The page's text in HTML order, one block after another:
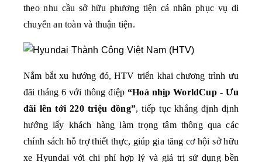
theo nhu cầu sở hữu phương tiện cá nhân phục vụ di
chuyển an toàn và thuận tiện.
Nắm bắt xu hướng đó, HTV triển khai chương trình ưu
đãi tháng 6 với thông điệp “Hoà nhịp WorldCup - Ưu
đãi lên tới 220 triệu đồng”, tiếp tục khẳng định định
hướng lấy khách hàng làm trọng tâm thông qua các
chính sách hỗ trợ thiết thực, giúp gia tăng cơ hội sở hữu
xe Hyundai với chi phí hợp lý và giá trị sử dụng bền